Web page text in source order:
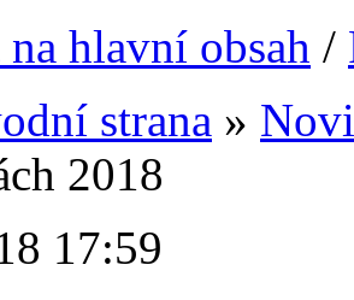
hlavní obsah /
strana »
2018
17:59